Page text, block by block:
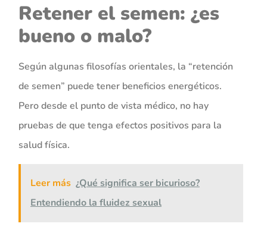
Retener el semen: ¿es
bueno o malo?
Según algunas filosofías orientales, la “retención
de semen” puede tener beneficios energéticos.
Pero desde el punto de vista médico, no hay
pruebas de que tenga efectos positivos para la
salud física.
Leer más ¿Qué significa ser bicurioso?
Entendiendo la fluidez sexual